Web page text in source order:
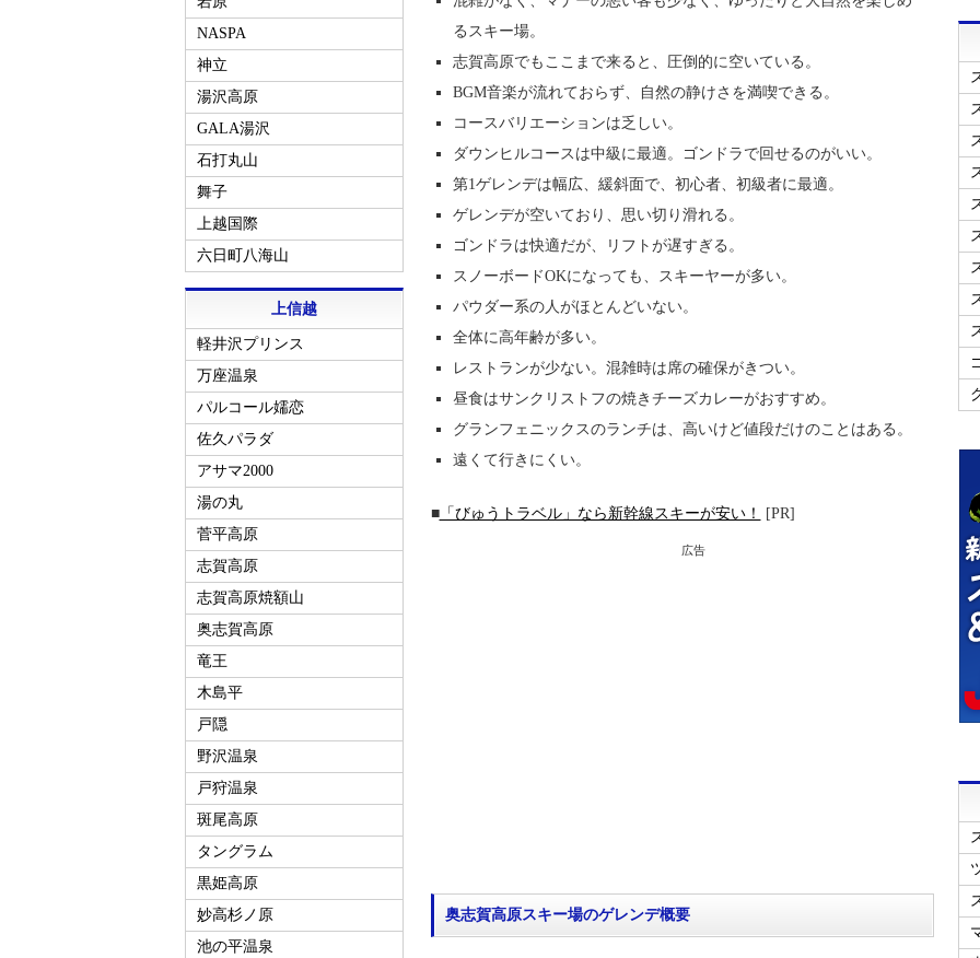
るスキー場。
志賀高原でもここまで来ると、圧倒的に空いている。
BGM音楽が流れておらず、自然の静けさを満喫できる。
コースバリエーションは乏しい。
ダウンヒルコースは中級に最適。ゴンドラで回せるのがいい。
第1ゲレンデは幅広、緩斜面で、初心者、初級者に最適。
ゲレンデが空いており、思い切り滑れる。
ゴンドラは快適だが、リフトが遅すぎる。
スノーボードOKになっても、スキーヤーが多い。
パウダー系の人がほとんどいない。
全体に高年齢が多い。
レストランが少ない。混雑時は席の確保がきつい。
昼食はサンクリストフの焼きチーズカレーがおすすめ。
グランフェニックスのランチは、高いけど値段だけのことはある。
遠くて行きにくい。
■「びゅうトラベル」なら新幹線スキーが安い！ [PR]
広告
奥志賀高原スキー場のゲレンデ概要
NASPA
神立
湯沢高原
GALA湯沢
石打丸山
舞子
上越国際
六日町八海山
上信越
軽井沢プリンス
万座温泉
パルコール嬬恋
佐久パラダ
アサマ2000
湯の丸
菅平高原
志賀高原
志賀高原焼額山
奥志賀高原
竜王
木島平
戸隠
野沢温泉
戸狩温泉
斑尾高原
タングラム
黒姫高原
妙高杉ノ原
池の平温泉